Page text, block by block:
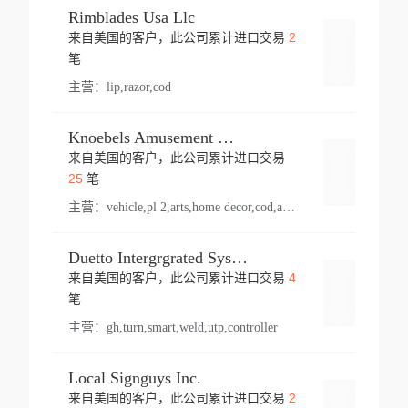
Rimblades Usa Llc
来自美国的客户，此公司累计进口交易 2
笔
主营： lip,razor,cod
Knoebels Amusement Resort
来自美国的客户，此公司累计进口交易
25笔
主营： vehicle,pl 2,arts,home decor,cod,amusement ride,sea
Duetto Intergrgrated Systems Inc.
来自美国的客户，此公司累计进口交易 4
笔
主营： gh,turn,smart,weld,utp,controller
Local Signguys Inc.
来自美国的客户，此公司累计进口交易 2